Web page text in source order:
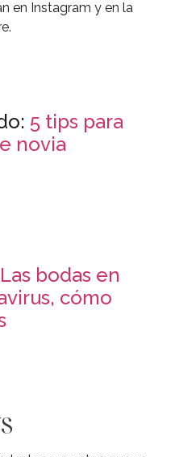
en Instagram y en la
5 tips para
novia
Las bodas en
cómo